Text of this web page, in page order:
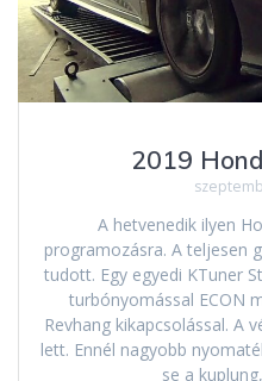
2019
A hetvenedik ilyen
programozásra. A teljesen
tudott. Egy egyedi KTuner
turbónyomással ECON
Revhang kikapcsolással. A
lett. Ennél nagyobb
se a